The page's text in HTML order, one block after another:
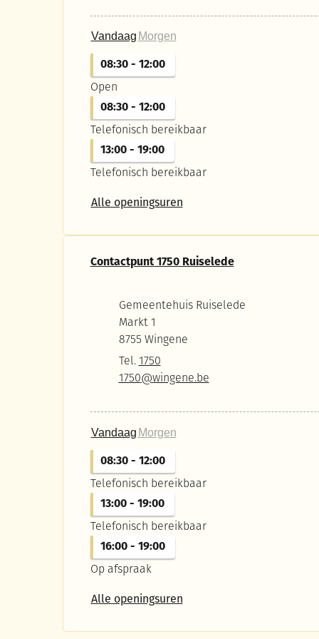
Vandaag Morgen
08:30 - 12:00
Open
08:30 - 12:00
Telefonisch bereikbaar
13:00 - 19:00
Telefonisch bereikbaar
Alle openingsurenContactpunt 1750 Wingene
Contactpunt 1750 Ruiselede
Gemeentehuis Ruiselede
Markt 1
,8755 Wingene
1750
E-mail1750@wingene.be
Vandaag Morgen
08:30 - 12:00
Telefonisch bereikbaar
13:00 - 19:00
Telefonisch bereikbaar
16:00 - 19:00
Op afspraak
Alle openingsurenContactpunt 1750